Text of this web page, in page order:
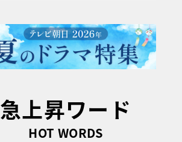
急上昇ワード
HOT WORDS